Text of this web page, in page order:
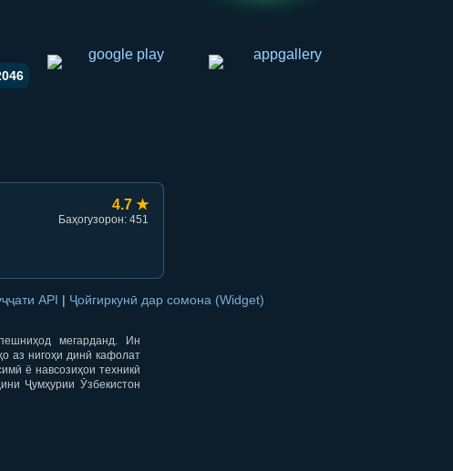
ulashish
orqali ulashish
4.7 ★
Баҳогузорон: 451
API | Ҷойгиркунӣ дар сомона (Widget)
мегарданд. Ин
аз нигоҳи динӣ кафолат
ё навсозиҳои техникӣ
Ҷумҳурии Ӯзбекистон